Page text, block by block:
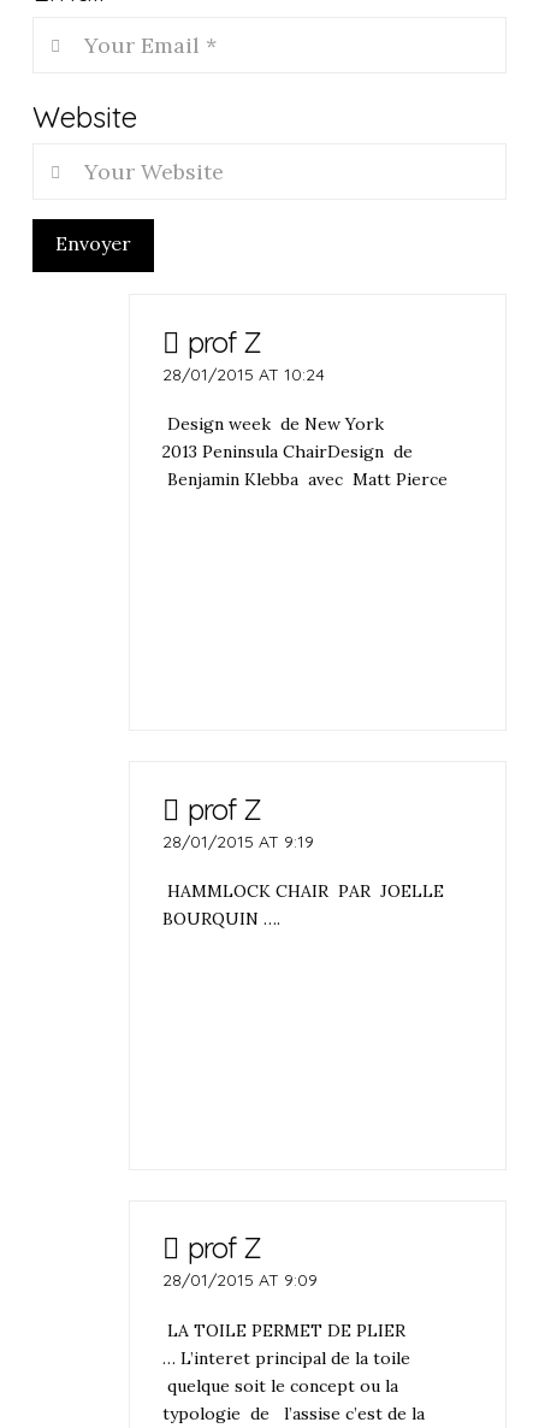
Website
Envoyer
prof Z
28/01/2015 AT 10:24
Design week de New York
2013 Peninsula ChairDesign de
Benjamin Klebba avec Matt Pierce
prof Z
28/01/2015 AT 9:19
HAMMLOCK CHAIR PAR JOELLE
BOURQUIN ….
prof Z
28/01/2015 AT 9:09
LA TOILE PERMET DE PLIER
… L’interet principal de la toile
quelque soit le concept ou la
typologie de l’assise c’est de la